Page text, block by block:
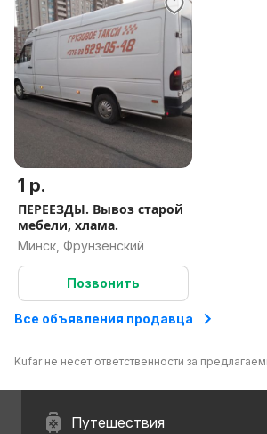
1 р.
ПЕРЕЕЗДЫ. Вывоз старой
мебели, хлама.
Минск, Фрунзенский
Позвонить
Все объявления продавца
Kufar не несет ответственности за
Путешествия